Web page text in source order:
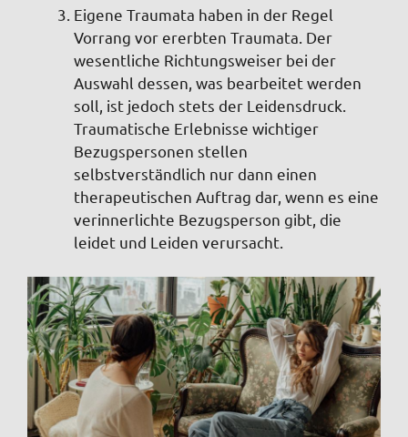
Eigene Traumata haben in der Regel
Vorrang vor ererbten Traumata. Der
wesentliche Richtungsweiser bei der
Auswahl dessen, was bearbeitet werden
soll, ist jedoch stets der Leidensdruck.
Traumatische Erlebnisse wichtiger
Bezugspersonen stellen
selbstverständlich nur dann einen
therapeutischen Auftrag dar, wenn es eine
verinnerlichte Bezugsperson gibt, die
leidet und Leiden verursacht.